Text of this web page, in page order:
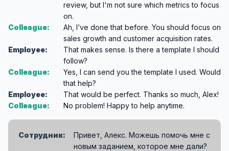
review, but I'm not sure which metrics to focus
on.
Colleague:
Ah, I’ve done that before. You should focus on
sales growth and customer acquisition rates.
Employee:
That makes sense. Is there a template I should
follow?
Colleague:
Yes, I can send you the template I used. Would
that help?
Employee:
That would be perfect. Thanks so much, Alex!
Colleague:
No problem! Happy to help anytime.
Сотрудник:
Привет, Алекс. Можешь помочь мне с
новым заданием, которое мне дали?